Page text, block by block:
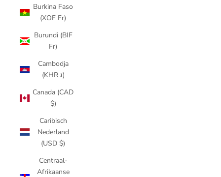
Burkina Faso
(XOF Fr)
Burundi (BIF
Fr)
Cambodja
(KHR ៛)
Canada (CAD
$)
Caribisch
Nederland
(USD $)
Centraal-
Afrikaanse